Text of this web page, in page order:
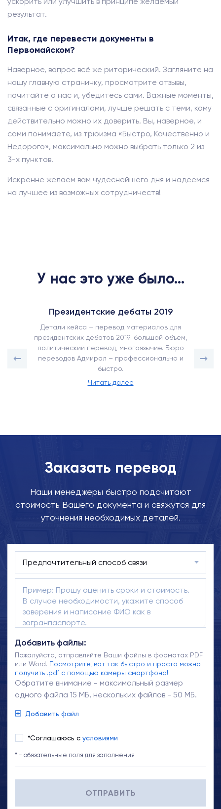
результат.
Итак, где перевести документы в
Первомайском?
Наверное, вопрос всё же риторический. Загляните на
нашу главную страничку, просмотрите отзывы,
почитайте о нас и, убедитесь сами. Важные моменты,
связанные с оригиналами, лучше решать с теми, кому
действительно можно их доверить. Вы, наверное, и
сами понимаете, из трюизма «Быстро, Качественно и
Недорого», максимально можно выбрать только 2 из
3-х пунктов.
Искренне желаем вам чудеснейшего дня и надеемся
на лучшее из возможных сотрудничеств!
У нас это уже было...
Президентские дебаты 2019
Детали кейса – перевод материалов для
президентских дебатов 2019: большой объем,
политический перевод, многоязычие. Бюро
переводов Адмирал – профессионально и
быстро.
Читать далее
Заказать перевод
Наши менеджеры быстро подсчитают
стоимость Вашего документа и свяжутся для
уточнения необходимых деталей.
Добавить файлы:
Пожалуйста, отправляйте Ваши файлы в форматах PDF
или Word. Посмотрите, вот так быстро и просто можно
получить .pdf с помощью камеры смартфона!
Обратите внимание - максимальный размер
одного файла 15 МБ, нескольких файлов - 50 МБ.
Добавить файл
*Соглашаюсь с условиями
* - обязательные поля для заполнения
ОТПРАВИТЬ